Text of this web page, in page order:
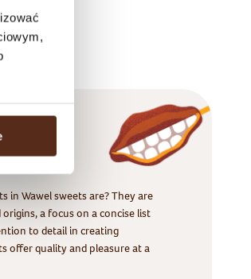
in Wawel sweets are? They are
a focus on a concise list
to detail in creating
offer quality and pleasure at a